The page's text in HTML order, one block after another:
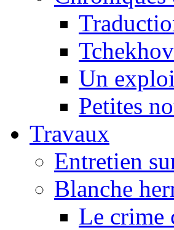
Un
Petites
Travaux
Entretien
Blanche
Le crime